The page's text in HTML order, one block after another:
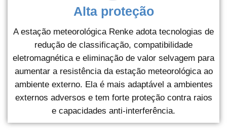
Alta proteção
A estação meteorológica Renke adota tecnologias de
redução de classificação, compatibilidade
eletromagnética e eliminação de valor selvagem para
aumentar a resistência da estação meteorológica ao
ambiente externo. Ela é mais adaptável a ambientes
externos adversos e tem forte proteção contra raios
e capacidades anti-interferência.